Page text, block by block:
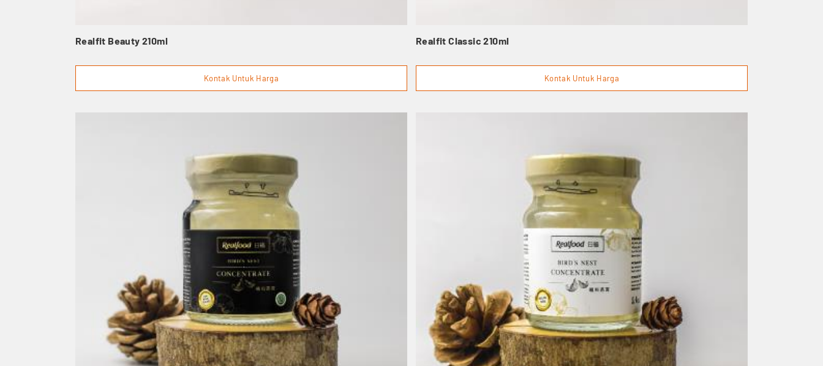
Realfit Beauty 210ml
Kontak Untuk Harga
Realfit Classic 210ml
Kontak Untuk Harga